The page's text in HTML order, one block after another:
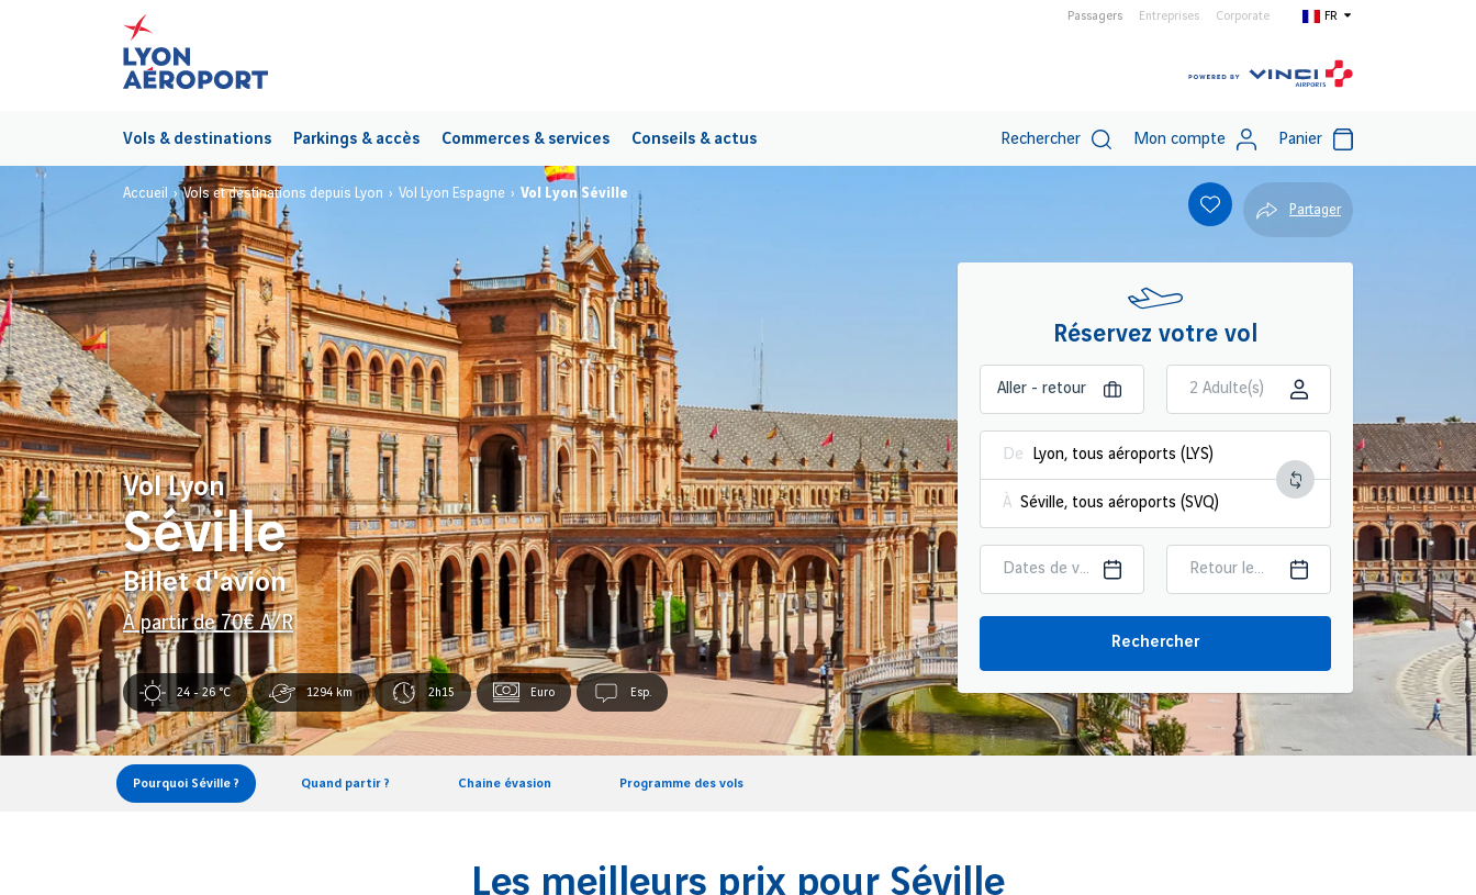
Passagers Entreprises Corporate FR
Vols & destinations Parkings & accès Commerces & services Conseils & actus Rechercher Mon compte Panier
Accueil Vols et destinations depuis Lyon Vol Lyon Espagne
Vol Lyon Séville
Partager
Vol Lyon
Séville
Billet d'avion
À partir de 70€ A/R
24 - 26 °C 1294 km 2h15 Euro Esp.
Réservez votre vol
2 Adulte(s)
De
À
Dates de voyage ? Retour le...
Rechercher
Pourquoi Séville ? Quand partir ? Chaine évasion Programme des vols
Les meilleurs prix pour Séville